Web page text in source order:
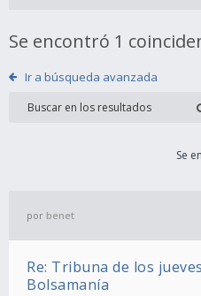
Se encontró 1
Ir a búsqueda avanzada
Se
por benet
Re: Tribuna de los
Bolsamanía